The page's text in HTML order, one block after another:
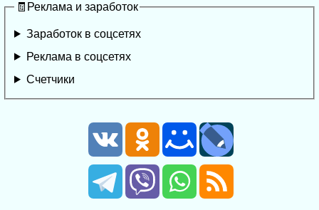
🧾Реклама и заработок
Заработок в соцсетях
Реклама в соцсетях
Счетчики